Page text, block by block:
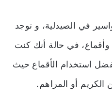
في الصيدلية، و توجد
في حالة أنك كنت
استخدام الأقماع حيث
الكريم أو المراهم.